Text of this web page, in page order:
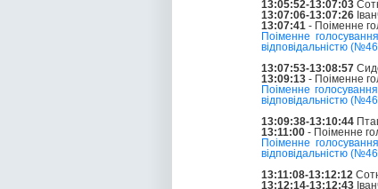
13:05:52-13:07:03
13:07:06-13:07:26
13:07:41 - Поіменне
Поіменне
відповідальністю
13:07:53-13:08:57
13:09:13 - Поіменне
Поіменне
відповідальністю
13:09:38-13:10:44
13:11:00 - Поіменне
Поіменне
відповідальністю
13:11:08-13:12:12
13:12:14-13:12:43